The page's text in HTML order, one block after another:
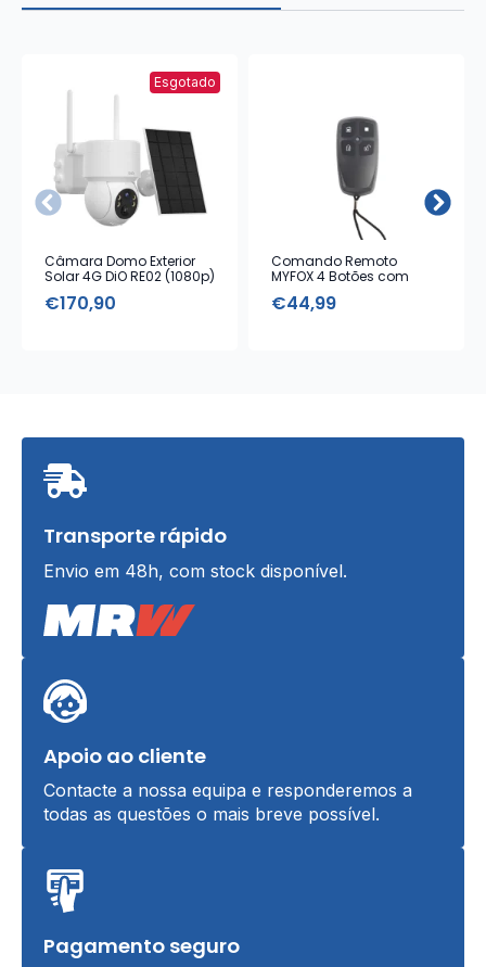
Esgotado
Câmara Domo Exterior
Solar 4G DiO RE02 (1080p)
€170,90
Comando Remoto
MYFOX 4 Botões com
€44,99
Transporte rápido
Envio em 48h, com stock disponível.
Apoio ao cliente
Contacte a nossa equipa e responderemos a
todas as questões o mais breve possível.
Pagamento seguro